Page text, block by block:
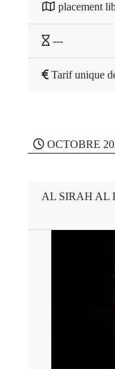
placement
---
Tarif unique
OCTOBRE
AL SIRAH AL